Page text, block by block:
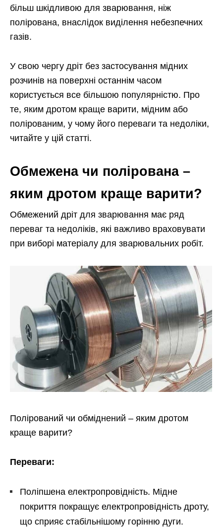
більш шкідливою для зварювання, ніж
полірована, внаслідок виділення небезпечних
газів.
У свою чергу дріт без застосування мідних
розчинів на поверхні останнім часом
користується все більшою популярністю. Про
те, яким дротом краще варити, мідним або
полірованим, у чому його переваги та недоліки,
читайте у цій статті.
Обмежена чи полірована –
яким дротом краще варити?
Обмежений дріт для зварювання має ряд
переваг та недоліків, які важливо враховувати
при виборі матеріалу для зварювальних робіт.
Полірований чи обміднений – яким дротом
краще варити?
Переваги:
Поліпшена електропровідність. Мідне
покриття покращує електропровідність дроту,
що сприяє стабільнішому горінню дуги.